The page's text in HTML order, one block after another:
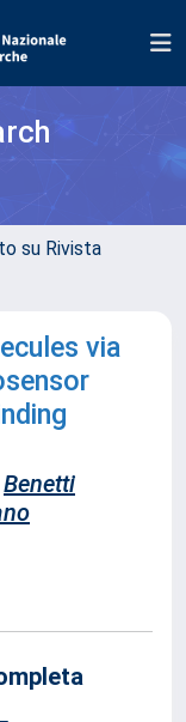
su Rivista
via
Benetti